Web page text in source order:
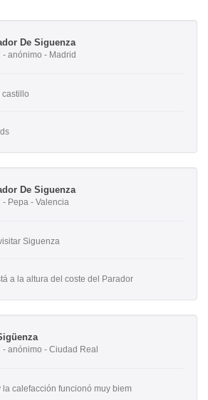
De Siguenza
- anónimo - Madrid
castillo
De Siguenza
- Pepa - Valencia
Siguenza
a la altura del coste del Parador
- anónimo - Ciudad Real
la calefacción funcionó muy biem